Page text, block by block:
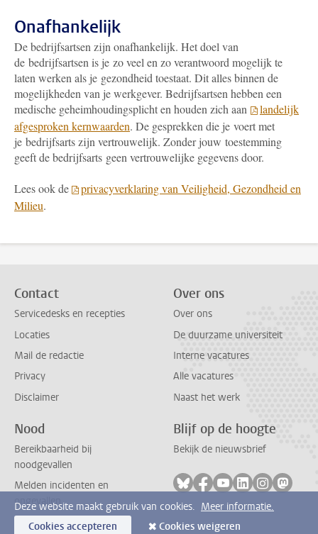
Onafhankelijk
De bedrijfsartsen zijn onafhankelijk. Het doel van
de bedrijfsartsen is je zo veel en zo verantwoord mogelijk te
laten werken als je gezondheid toestaat. Dit alles binnen de
mogelijkheden van je werkgever. Bedrijfsartsen hebben een
medische geheimhoudingsplicht en houden zich aan
landelijk
afgesproken kernwaarden. De gesprekken die je voert met
je bedrijfsarts zijn vertrouwelijk. Zonder jouw toestemming
geeft de bedrijfsarts geen vertrouwelijke gegevens door.
Lees ook de
privacyverklaring van Veiligheid, Gezondheid en
Milieu.
Contact
Servicedesks en recepties
Locaties
Mail de redactie
Privacy
Disclaimer
Over ons
Over ons
De duurzame universiteit
Interne vacatures
Alle vacatures
Naast het werk
Nood
Bereikbaarheid bij
noodgevallen
Melden incidenten en
ongevallen
Blijf op de hoogte
Bekijk de nieuwsbrief
Volg ons op bluesky
Volg ons op facebook
Volg ons op
Volg ons op
Volg ons
Volg
Deze website maakt gebruik van cookies. Meer informatie.
Cookies accepteren
Cookies weigeren